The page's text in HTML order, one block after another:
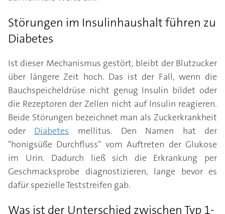
Störungen im Insulinhaushalt führen zu
Diabetes
Ist dieser Mechanismus gestört, bleibt der Blutzucker
über längere Zeit hoch. Das ist der Fall, wenn die
Bauchspeicheldrüse nicht genug Insulin bildet oder
die Rezeptoren der Zellen nicht auf Insulin reagieren.
Beide Störungen bezeichnet man als Zuckerkrankheit
oder Diabetes mellitus. Den Namen hat der
"honigsüße Durchfluss" vom Auftreten der Glukose
im Urin. Dadurch ließ sich die Erkrankung per
Geschmacksprobe diagnostizieren, lange bevor es
dafür spezielle Teststreifen gab.
Was ist der Unterschied zwischen Typ 1-